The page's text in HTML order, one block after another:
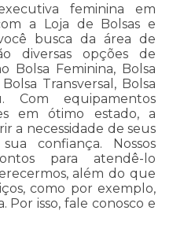
feminina em
a Loja de Bolsas e
busca da área de
diversas opções de
Bolsa Feminina, Bolsa
Transversal, Bolsa
Com equipamentos
em ótimo estado, a
a necessidade de seus
confiança. Nossos
para atendê-lo
além do que
como por exemplo,
Por isso, fale conosco e